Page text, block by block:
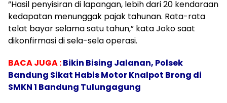
​”Hasil penyisiran di lapangan, lebih dari 20 kendaraan
kedapatan menunggak pajak tahunan. Rata-rata
telat bayar selama satu tahun,” kata Joko saat
dikonfirmasi di sela-sela operasi.
BACA JUGA :Bikin Bising Jalanan, Polsek
Bandung Sikat Habis Motor Knalpot Brong di
SMKN 1 Bandung Tulungagung